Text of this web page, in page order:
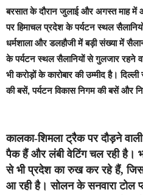
बरसात के दौरान जुलाई और अगस्त माह में
पर हिमाचल प्रदेश के पर्यटन स्थल
धर्मशाला और डलहौजी में बड़ी संख्या में
के पर्यटन स्थल सैलानियों से गुलजार रहने
भी कराेड़ों के कारोबार की उम्मीद है।
की बसें, पर्यटन विकास निगम की बसें और
कालका-शिमला ट्रैक पर दौड़ने
पैक हैं और लंबी वेटिंग चल रही है।
से भी प्रदेश का रुख कर रहे हैं,
आ रही है। सोलन के सनवारा टोल